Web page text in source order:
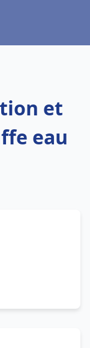
et
eau